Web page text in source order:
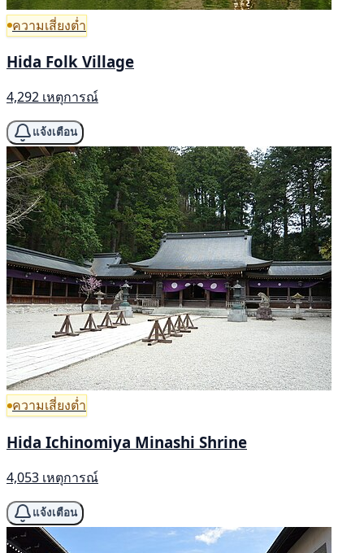
ความเสี่ยงต่ำ
Hida Folk Village
4,292 เหตุการณ์
แจ้งเตือน
ความเสี่ยงต่ำ
Hida Ichinomiya Minashi Shrine
4,053 เหตุการณ์
แจ้งเตือน